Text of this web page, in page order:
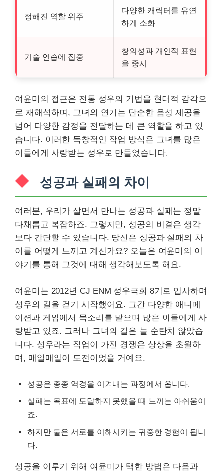
정해진 역할 위주
다양한 캐릭터를 유연
하게 소화
기술 연습에 집중
창의성과 개인적 표현
을 중시
여윤미의 접근은 전통 성우의 기법을 현대적 감각으
로 재해석하며, 그녀의 연기는 단순한 음성 제공을
넘어 다양한 감정을 전달하는 데 큰 역할을 하고 있
습니다. 이러한 독창적인 작업 방식은 그녀를 많은
이들에게 사랑받는 성우로 만들었습니다.
성공과 실패의 차이
여러분, 우리가 살면서 만나는 성공과 실패는 정말
다채롭고 복잡하죠. 그렇지만, 성공의 비결은 생각
보다 간단할 수 있습니다. 당신은 성공과 실패의 차
이를 어떻게 느끼고 계신가요? 오늘은 여윤미의 이
야기를 통해 그것에 대해 생각해보도록 해요.
여윤미는 2012년 CJ ENM 성우극회 8기로 입사하며
성우의 길을 걷기 시작했어요. 그간 다양한 애니메
이션과 게임에서 목소리를 맡으며 많은 이들에게 사
랑받고 있죠. 그러나 그녀의 길은 늘 순탄치 않았습
니다. 성우라는 직업이 가진 경쟁은 상상을 초월하
며, 매일매일이 도전이었을 거예요.
성공은 종종 역경을 이겨내는 과정에서 옵니다.
실패는 목표에 도달하지 못했을 때 느끼는 아쉬움이
죠.
하지만 둘은 서로를 이해시키는 귀중한 경험이 됩니
다.
성공을 이루기 위해 여윤미가 택한 방법은 다음과